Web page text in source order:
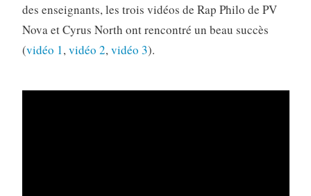
des enseignants, les trois vidéos de Rap Philo de PV
Nova et Cyrus North ont rencontré un beau succès
(vidéo 1,vidéo 2,vidéo 3).